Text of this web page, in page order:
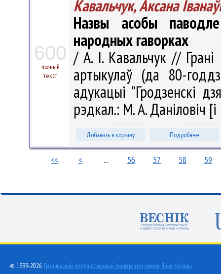
600
полный
текст
Кавальчук, Аксана
Назвы асобы
народных гаворках
/ А. І. Кавальчук //
артыкулаў (да 80-
адукацыі "Гродзенскі
рэдкал.: М. А. Даніловіч
Добавить в корзину Подробнее
<< < ... 56 57 58 59
© 1999-2026, Гродненский государственный университет имени Янки Купалы